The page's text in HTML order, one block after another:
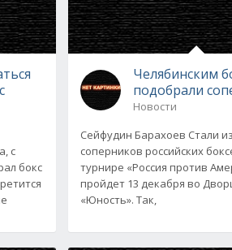
с
бокс
Челябинским
подобрали
Новости
Сейфудин Барахоев Стали
соперников российских
турнире «Россия против
пройдет 13 декабря во
«Юность». Так,